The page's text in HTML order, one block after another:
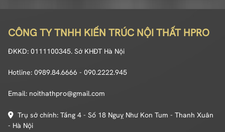
CÔNG TY TNHH KIẾN TRÚC NỘI THẤT HPRO
ĐKKD: 0111100345. Sở KHĐT Hà Nội
Hotline: 0989.84.6666 - 090.2222.945
Email: noithathpro@gmail.com
Trụ sở chính: Tầng 4 - Số 18 Nguỵ Như Kon Tum - Thanh Xuân
- Hà Nội